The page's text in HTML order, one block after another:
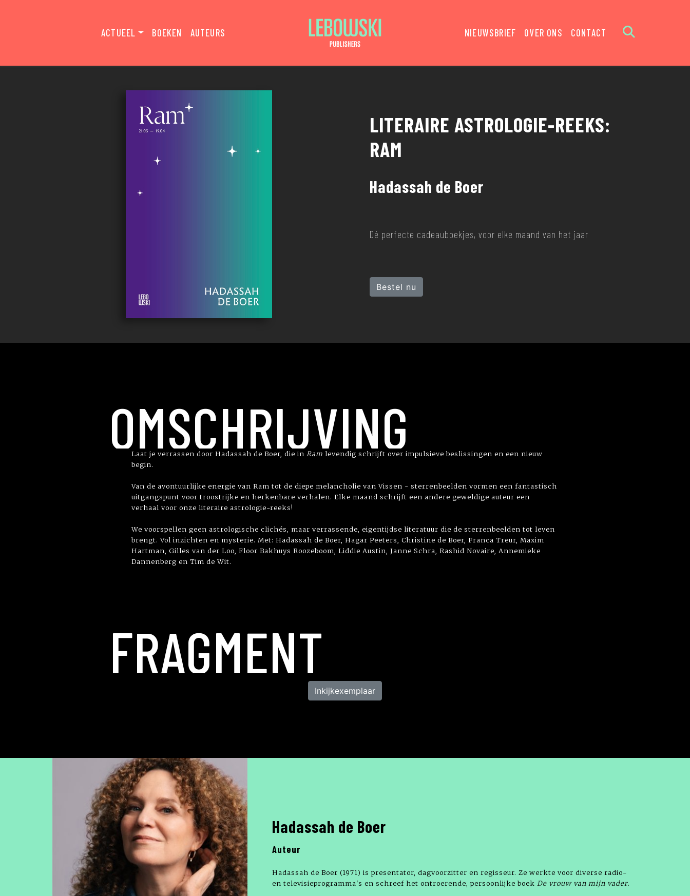
ACTUEEL BOEKEN AUTEURS NIEUWSBRIEF OVER ONS CONTACT
LITERAIRE ASTROLOGIE-REEKS:
RAM
Hadassah de Boer
Dé perfecte cadeauboekjes, voor elke maand van het jaar
Bestel nu
OMSCHRIJVING
Laat je verrassen door Hadassah de Boer, die in Ram levendig schrijft over impulsieve beslissingen en een nieuw
begin.
Van de avontuurlijke energie van Ram tot de diepe melancholie van Vissen - sterrenbeelden vormen een fantastisch
uitgangspunt voor troostrijke en herkenbare verhalen. Elke maand schrijft een andere geweldige auteur een
verhaal voor onze literaire astrologie-reeks!
We voorspellen geen astrologische clichés, maar verrassende, eigentijdse literatuur die de sterrenbeelden tot leven
brengt. Vol inzichten en mysterie. Met: Hadassah de Boer, Hagar Peeters, Christine de Boer, Franca Treur, Maxim
Hartman, Gilles van der Loo, Floor Bakhuys Roozeboom, Liddie Austin, Janne Schra, Rashid Novaire, Annemieke
Dannenberg en Tim de Wit.
FRAGMENT
Inkijkexemplaar
Hadassah de Boer
Auteur
Hadassah de Boer (1971) is presentator, dagvoorzitter en regisseur. Ze werkte voor diverse radio-
en televisieprogramma's en schreef het ontroerende, persoonlijke boek De vrouw van mijn vader.